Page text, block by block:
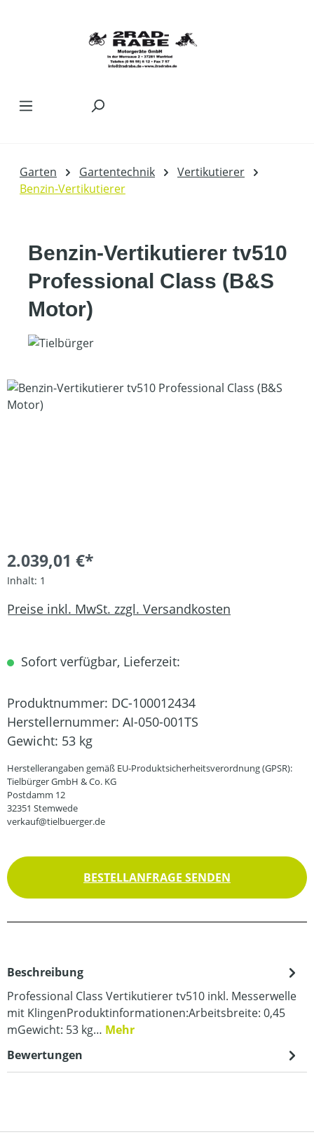
Garten Gartentechnik
Vertikutierer
Benzin-Vertikutierer
Benzin-Vertikutierer tv510
Professional Class (B&S
Motor)
Bildergalerie überspringen
2.039,01 €*
Inhalt: 1
Preise inkl. MwSt. zzgl. Versandkosten
Sofort verfügbar, Lieferzeit:
Produktnummer: DC-100012434
Herstellernummer: AI-050-001TS
Gewicht: 53 kg
Herstellerangaben gemäß EU-Produktsicherheitsverordnung (GPSR):
Tielbürger GmbH & Co. KG
Postdamm 12
32351 Stemwede
verkauf@tielbuerger.de
BESTELLANFRAGE SENDEN
Beschreibung
Professional Class Vertikutierer tv510 inkl. Messerwelle
mit KlingenProduktinformationen:Arbeitsbreite: 0,45
mGewicht: 53 kg… Mehr
Bewertungen